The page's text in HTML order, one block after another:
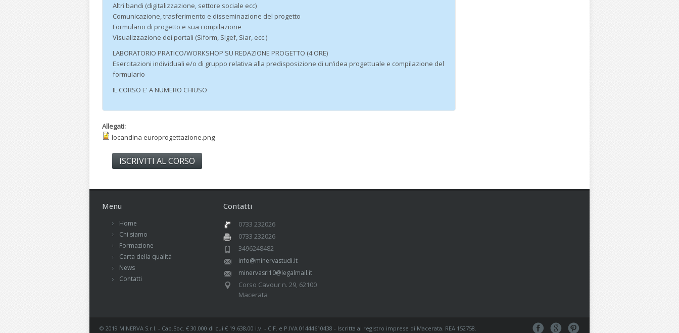
Altri bandi (digitalizzazione, settore sociale ecc)
Comunicazione, trasferimento e disseminazione del progetto
Formulario di progetto e sua compilazione
Visualizzazione dei portali (Siform, Sigef, Siar, ecc.)
LABORATORIO PRATICO/WORKSHOP SU REDAZIONE PROGETTO (4 ORE)
Esercitazioni individuali e/o di gruppo relativa alla predisposizione di un’idea progettuale e compilazione del
formulario
IL CORSO E' A NUMERO CHIUSO
Allegati:
locandina europrogettazione.png
ISCRIVITI AL CORSO
Menu
Home
Chi siamo
Formazione
Carta della qualità
News
Contatti
Contatti
0733 232026
0733 232026
3496248482
info@minervastudi.it
minervasrl10@legalmail.it
Corso Cavour n. 29, 62100
Macerata
© 2019 MINERVA S.r.l. - Cap.Soc. € 30.000 di cui € 19.638,00 i.v. - C.F. e P.IVA 01444610438 - Iscritta al registro imprese di Macerata. REA 152758.